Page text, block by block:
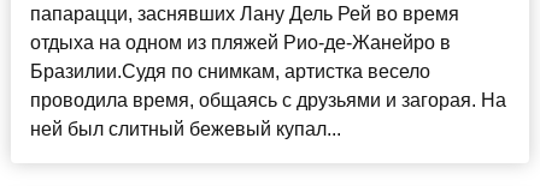
папарацци, заснявших Лану Дель Рей во время
отдыха на одном из пляжей Рио-де-Жанейро в
Бразилии.Судя по снимкам, артистка весело
проводила время, общаясь с друзьями и загорая. На
ней был слитный бежевый купал...